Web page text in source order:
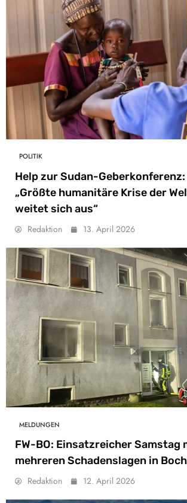
POLITIK
Help zur Sudan-Geberkonferenz:
„Größte humanitäre Krise der
weitet sich aus“
Redaktion 13. April 2026
MELDUNGEN
FW-BO: Einsatzreicher Samstag
mehreren Schadenslagen in
Redaktion 12. April 2026